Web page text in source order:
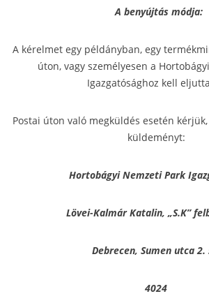
A benyújtás módja:
A kérelmet egy példányban, egy
úton, vagy személyesen a
Igazgatósághoz kell
Postai úton való megküldés esetén
küldeményt:
Hortobágyi Nemzeti Park
Lövei-Kalmár Katalin, „S.K”
Debrecen, Sumen utca 2.
4024